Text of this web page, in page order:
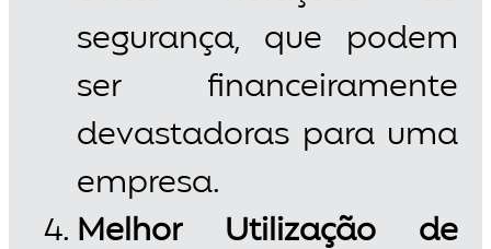
segurança, que podem
ser financeiramente
devastadoras para uma
empresa.
Melhor Utilização de